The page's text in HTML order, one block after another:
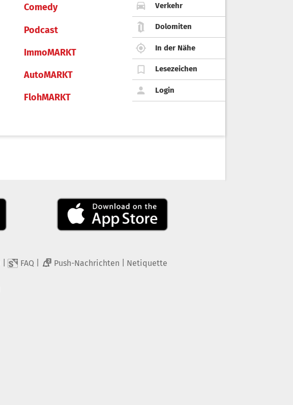
Comedy
Podcast
ImmoMARKT
AutoMARKT
FlohMARKT
Verkehr
Dolomiten
In der Nähe
Lesezeichen
Login
FAQ 2 Push-Nachrichten Netiquette